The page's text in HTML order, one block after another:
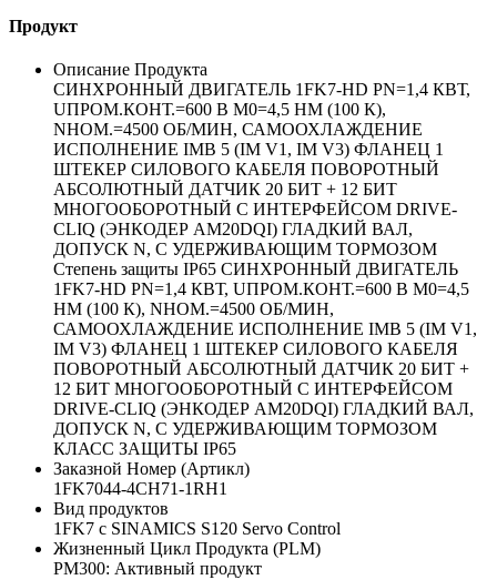
Продукт
Описание Продукта
СИНХРОННЫЙ ДВИГАТЕЛЬ 1FK7-HD PN=1,4 КВТ,
UПРОМ.КОНТ.=600 В M0=4,5 HM (100 К),
NНОМ.=4500 ОБ/МИН, САМООХЛАЖДЕНИЕ
ИСПОЛНЕНИЕ IMB 5 (IM V1, IM V3) ФЛАНЕЦ 1
ШТЕКЕР СИЛОВОГО КАБЕЛЯ ПОВОРОТНЫЙ
АБСОЛЮТНЫЙ ДАТЧИК 20 БИТ + 12 БИТ
МНОГООБОРОТНЫЙ С ИНТЕРФЕЙСОМ DRIVE-
CLIQ (ЭНКОДЕР AM20DQI) ГЛАДКИЙ ВАЛ,
ДОПУСК N, С УДЕРЖИВАЮЩИМ ТОРМОЗОМ
Степень защиты IP65 СИНХРОННЫЙ ДВИГАТЕЛЬ
1FK7-HD PN=1,4 КВТ, UПРОМ.КОНТ.=600 В M0=4,5
HM (100 К), NНОМ.=4500 ОБ/МИН,
САМООХЛАЖДЕНИЕ ИСПОЛНЕНИЕ IMB 5 (IM V1,
IM V3) ФЛАНЕЦ 1 ШТЕКЕР СИЛОВОГО КАБЕЛЯ
ПОВОРОТНЫЙ АБСОЛЮТНЫЙ ДАТЧИК 20 БИТ +
12 БИТ МНОГООБОРОТНЫЙ С ИНТЕРФЕЙСОМ
DRIVE-CLIQ (ЭНКОДЕР AM20DQI) ГЛАДКИЙ ВАЛ,
ДОПУСК N, С УДЕРЖИВАЮЩИМ ТОРМОЗОМ
КЛАСС ЗАЩИТЫ IP65
Заказной Номер (Артикл)
1FK7044-4CH71-1RH1
Вид продуктов
1FK7 с SINAMICS S120 Servo Control
Жизненный Цикл Продукта (PLM)
PM300: Активный продукт